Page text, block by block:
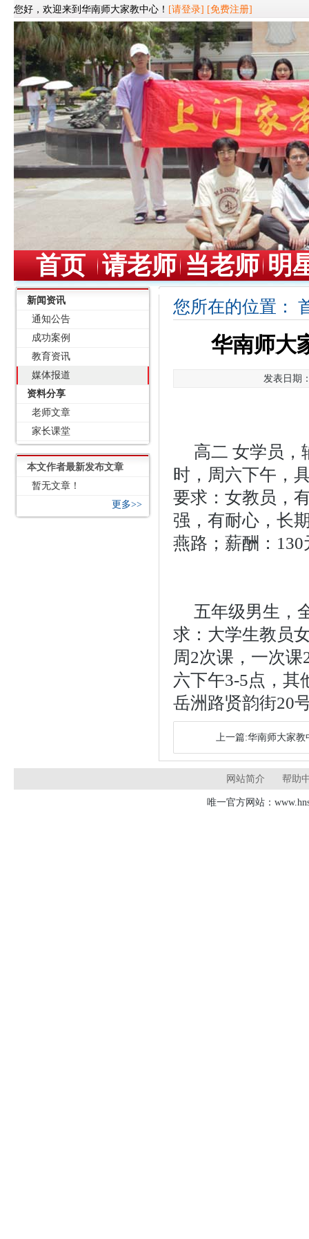
您好，欢迎来到华南师大家教中心！ [请登录] [免费注册]
首页 请老师 当老师 明
新闻资讯
通知公告
成功案例
教育资讯
媒体报道
资料分享
老师文章
家长课堂
本文作者最新发布文章
暂无文章！
更多>>
您所在的位置：
华南师大
发表日期
高二 女学员，
时，周六下午，
要求：女教员，
强，有耐心，长
燕路；薪酬：
五年级男生，
求：大学生教员
周2次课，一次课
六下午3-5点，其
岳洲路贤韵街20
上一篇:华南师大家教
网站简介 帮助
唯一官方网站：